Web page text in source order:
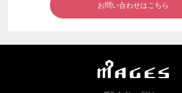
お問い合わせはこちら